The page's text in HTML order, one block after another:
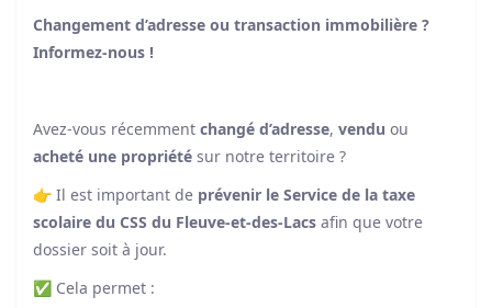
Changement d’adresse ou transaction immobilière ?
Informez-nous !
Avez-vous récemment changé d’adresse, vendu ou
acheté une propriété sur notre territoire ?
👉 Il est important de prévenir le Service de la taxe
scolaire du CSS du Fleuve-et-des-Lacs afin que votre
dossier soit à jour.
✅ Cela permet :